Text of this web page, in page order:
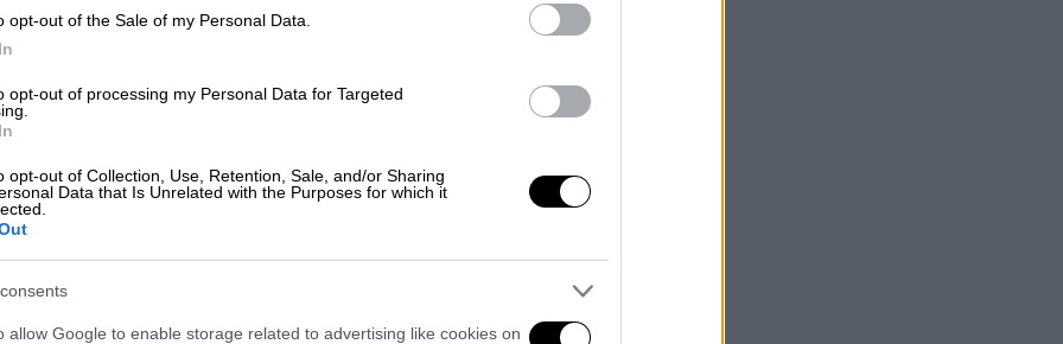
opt-out of the Sale of my Personal Data.
opt-out of processing my Personal Data for Targeted
opt-out of Collection, Use, Retention, Sale, and/or Sharing
Data that Is Unrelated with the Purposes for which it
allow Google to enable storage related to advertising like cookies on
οι Λιμενικές Αρχές Χαλκίδας,
(
και έκτοτε αγνοούνταν.
– ΕΛ.ΑΚΤ., τρία περιπολικά οχήματα Λ.Σ.
σκάφη Α/Κ – Ε/Π «ΑΓΙΟΣ ΓΕΩΡΓΙΟΣ»
Ν.Χ. 499, Τ/Χ «ΑΓΙΟΣ
ιχθυοκαλλιέργειας «ΑΛΕΞΑΒΑΣ»